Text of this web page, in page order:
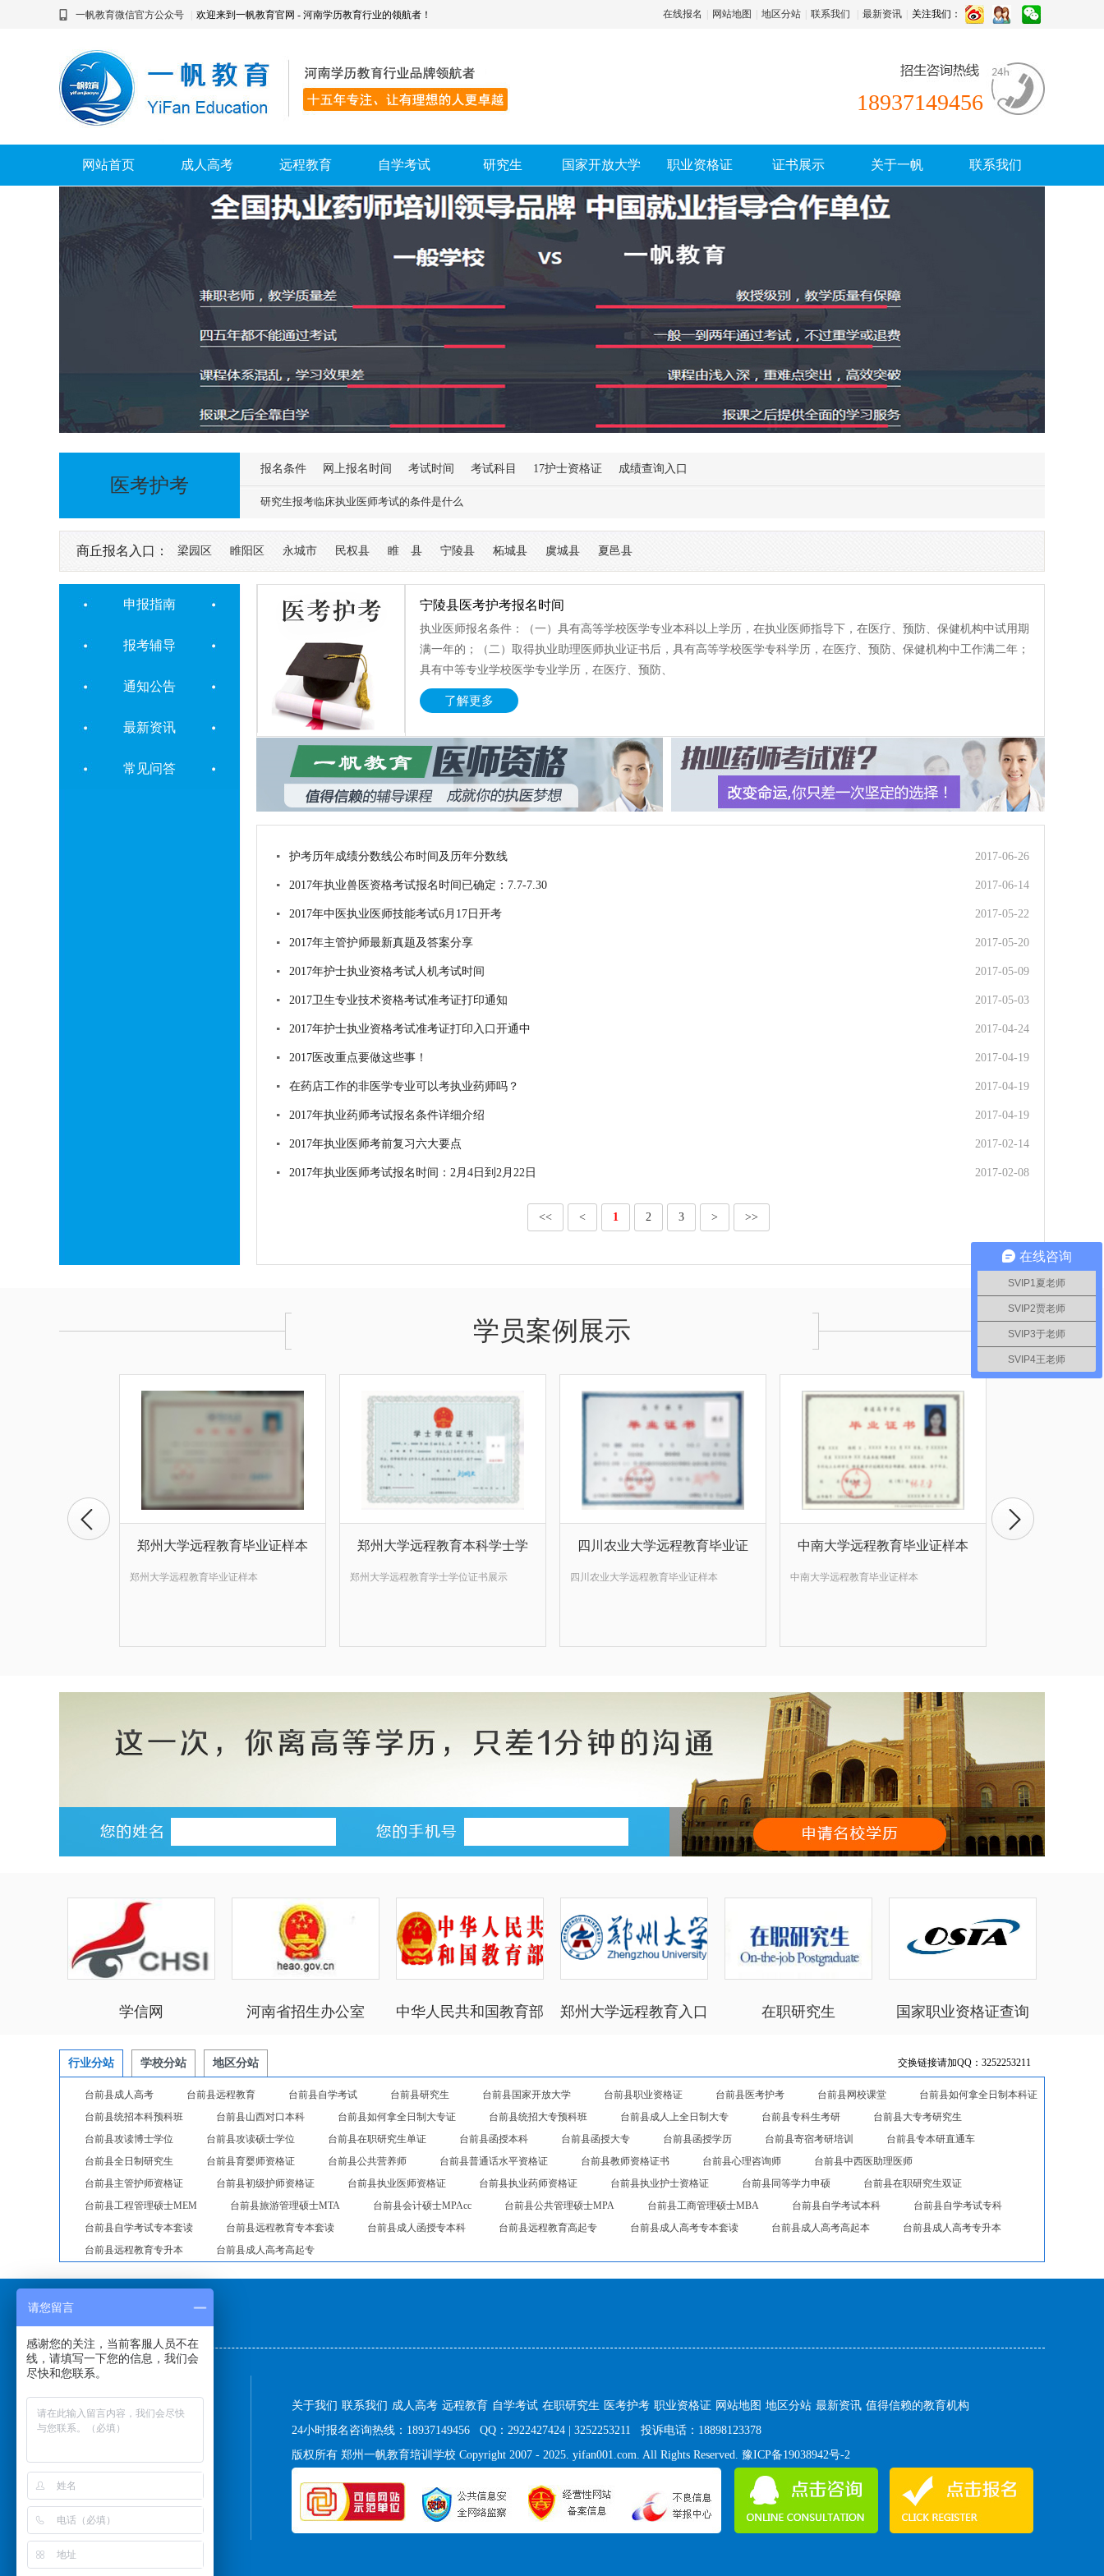
一帆教育微信官方公众号 欢迎来到一帆教育官网 - 河南学历教育行业的领航者！ 在线报名 网站地图 地区分站 联系我们 最新资讯 关注我们：
18937149456
网站首页 成人高考 远程教育 自学考试 研究生 国家开放大学 职业资格证 证书展示 关于一帆 联系我们
医考护考
报名条件 网上报名时间 考试时间 考试科目 17护士资格证 成绩查询入口
研究生报考临床执业医师考试的条件是什么
商丘报名入口： 梁园区 睢阳区 永城市 民权县 睢 县 宁陵县 柘城县 虞城县 夏邑县
申报指南
报考辅导
通知公告
最新资讯
常见问答
宁陵县医考护考报名时间
执业医师报名条件：（一）具有高等学校医学专业本科以上学历，在执业医师指导下，在医疗、预防、保健机构中试用期
满一年的；（二）取得执业助理医师执业证书后，具有高等学校医学专科学历，在医疗、预防、保健机构中工作满二年；
具有中等专业学校医学专业学历，在医疗、预防、
了解更多
2017-06-26
护考历年成绩分数线公布时间及历年分数线
2017-06-14
2017年执业兽医资格考试报名时间已确定：7.7-7.30
2017-05-22
2017年中医执业医师技能考试6月17日开考
2017-05-20
2017年主管护师最新真题及答案分享
2017-05-09
2017年护士执业资格考试人机考试时间
2017-05-03
2017卫生专业技术资格考试准考证打印通知
2017-04-24
2017年护士执业资格考试准考证打印入口开通中
2017-04-19
2017医改重点要做这些事！
2017-04-19
在药店工作的非医学专业可以考执业药师吗？
2017-04-19
2017年执业药师考试报名条件详细介绍
2017-02-14
2017年执业医师考前复习六大要点
2017-02-08
2017年执业医师考试报名时间：2月4日到2月22日
<< < 1 2 3 > >>
学员案例展示
郑州大学远程教育毕业证样本
郑州大学远程教育毕业证样本
郑州大学远程教育本科学士学
郑州大学远程教育学士学位证书展示
四川农业大学远程教育毕业证
四川农业大学远程教育毕业证样本
中南大学远程教育毕业证样本
中南大学远程教育毕业证样本
学信网 河南省招生办公室 中华人民共和国教育部 郑州大学远程教育入口 在职研究生 国家职业资格证查询
交换链接请加QQ：3252253211
行业分站 学校分站 地区分站
台前县成人高考 台前县远程教育 台前县自学考试 台前县研究生 台前县国家开放大学 台前县职业资格证 台前县医考护考 台前县网校课堂
台前县如何拿全日制本科证
台前县统招本科预科班
台前县山西对口本科 台前县如何拿全日制大专证 台前县统招大专预科班 台前县成人上全日制大专 台前县专科生考研
台前县大专考研究生
台前县攻读博士学位
台前县攻读硕士学位 台前县在职研究生单证 台前县函授本科 台前县函授大专 台前县函授学历 台前县寄宿考研培训
台前县专本研直通车
台前县全日制研究生
台前县育婴师资格证 台前县公共营养师 台前县普通话水平资格证 台前县教师资格证书 台前县心理咨询师
台前县中西医助理医师
台前县主管护师资格证
台前县初级护师资格证 台前县执业医师资格证 台前县执业药师资格证 台前县执业护士资格证 台前县同等学力申硕
台前县在职研究生双证
台前县工程管理硕士MEM
台前县旅游管理硕士MTA 台前县会计硕士MPAcc 台前县公共管理硕士MPA 台前县工商管理硕士MBA 台前县自学考试本科
台前县自学考试专科
台前县自学考试专本套读
台前县远程教育专本套读 台前县成人函授专本科 台前县远程教育高起专 台前县成人高考专本套读 台前县成人高考高起本
台前县成人高考专升本
台前县远程教育专升本
台前县成人高考高起专
友情链接：
关于我们 联系我们 成人高考 远程教育 自学考试 在职研究生 医考护考 职业资格证 网站地图 地区分站 最新资讯 值得信赖的教育机构
24小时报名咨询热线：18937149456 QQ：2922427424 | 3252253211 投诉电话：18898123378
版权所有 郑州一帆教育培训学校 Copyright 2007 - 2025. yifan001.com. All Rights Reserved. 豫ICP备19038942号-2
在线咨询
SVIP1夏老师
SVIP2贾老师
SVIP3于老师
SVIP4王老师
请您留言
感谢您的关注，当前客服人员不在
线，请填写一下您的信息，我们会
尽快和您联系。